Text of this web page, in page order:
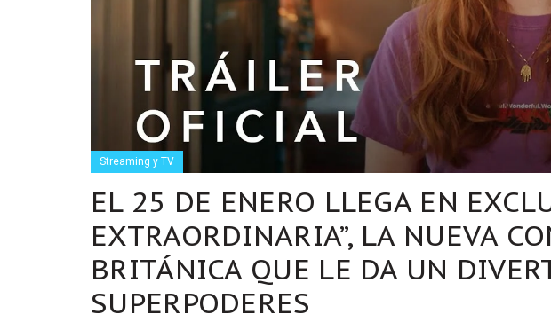
Streaming y TV
EL 25 DE ENERO LLEGA EN
EXTRAORDINARIA”, LA NUEVA
BRITÁNICA QUE LE DA UN
SUPERPODERES